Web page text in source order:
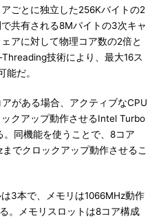
ごとに独立した256Kバイトの2
共有される8Mバイトの3次キャ
アに対して物理コア数の2倍と
技術により、最大16ス
能だ。
がある場合、アクティブなCPU
クアップ動作させるIntel Turbo
同機能を使うことで、8コア
でクロックアップ動作させるこ
3本で、メモリは1066MHz動作
。メモリスロットは8コア構成